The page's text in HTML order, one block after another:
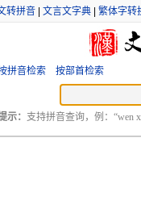
转拼音 文言文字典 繁体字转
拼音检索 按部首检索
示： 支持拼音查询，例：“wen